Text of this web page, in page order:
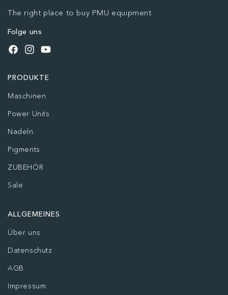
The right place to buy PMU equipment
Folge uns
Facebook
InstagramYouTube
PRODUKTE
Maschinen
Power Units
Nadeln
Pigments
ZUBEHÖR
Sale
ALLGEMEINES
Über uns
Datenschutz
AGB
Impressum